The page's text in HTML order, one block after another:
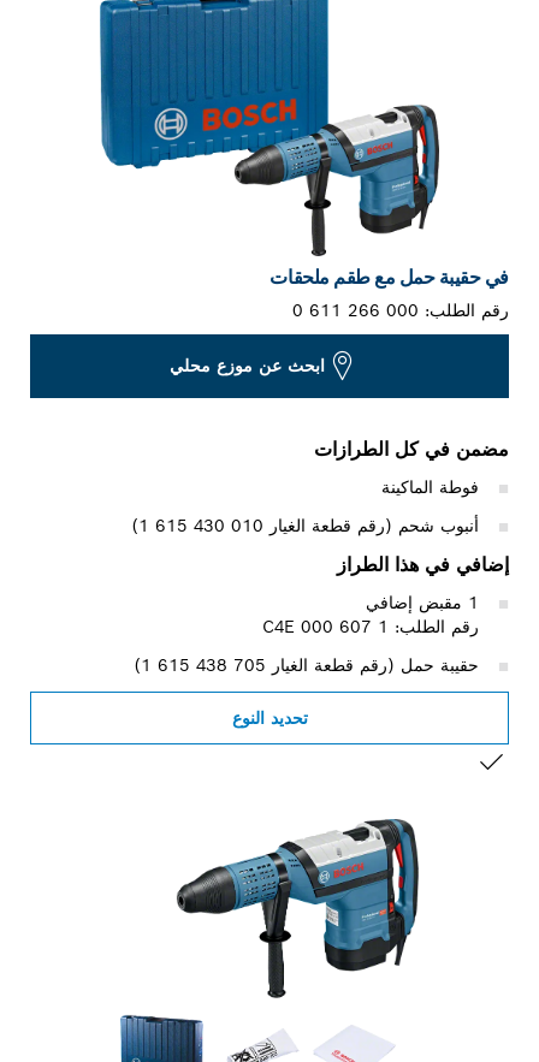
في حقيبة حمل مع طقم ملحقات
رقم الطلب:0 611 266 000
ابحث عن موزع محلي
مضمن في كل الطرازات
فوطة الماكينة
أنبوب شحم (رقم قطعة الغيار ‎1 615 430 010)
إضافي في هذا الطراز
رقم الطلب: 1 607 000 C4E
حقيبة حمل (رقم قطعة الغيار ‎1 615 438 705)
تحديد النوع